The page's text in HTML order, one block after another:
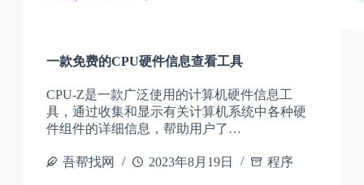
一款免费的CPU硬件信息查看工具
CPU-Z是一款广泛使用的计算机硬件信息工
具，通过收集和显示有关计算机系统中各种硬
件组件的详细信息，帮助用户了…
吾帮找网 2023年8月19日 程序